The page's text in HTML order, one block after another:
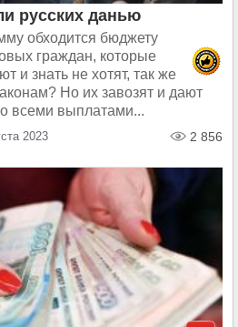
русских данью
обходится бюджету
граждан, которые
и знать не хотят, так же
Но их завозят и дают
всеми выплатами...
2023 2 856